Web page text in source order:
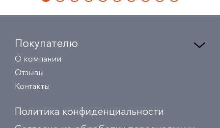
Покупателю
О компании
Отзывы
Контакты
Политика конфиденциальности